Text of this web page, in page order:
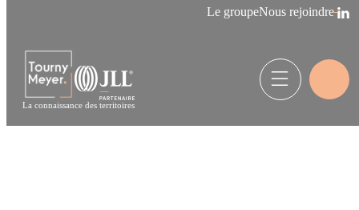
Le groupeNous rejoindre
La connaissance des territoires